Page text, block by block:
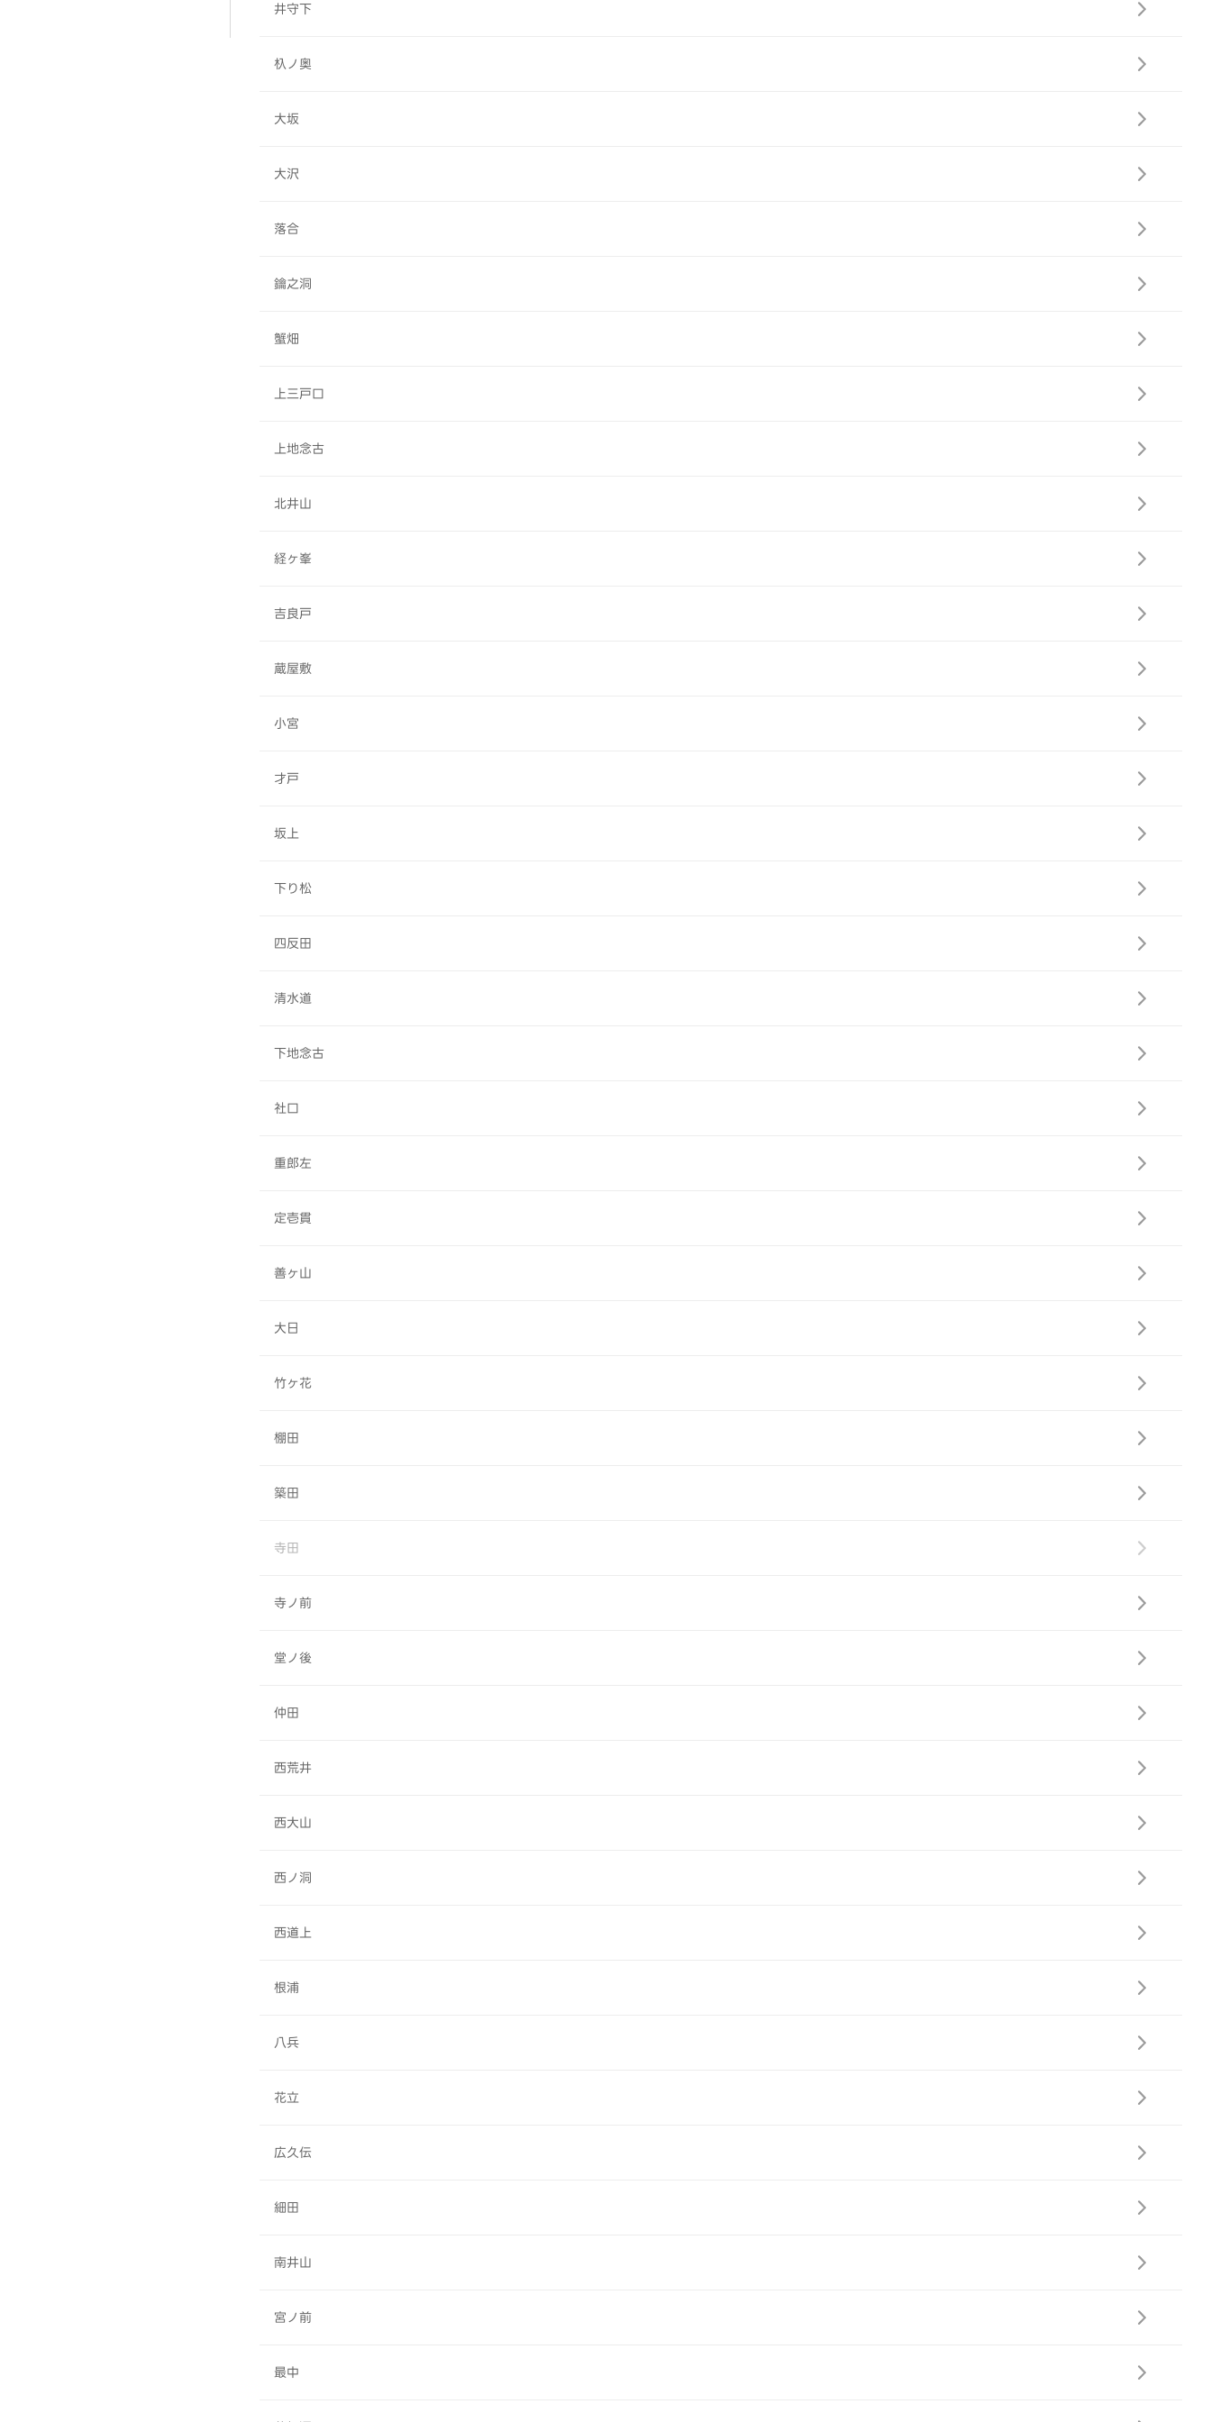
井守下
杁ノ奥
大坂
大沢
落合
鑰之洞
蟹畑
上三戸口
上地念古
北井山
経ヶ峯
吉良戸
蔵屋敷
小宮
才戸
坂上
下り松
四反田
清水道
下地念古
社口
重郎左
定壱貫
善ヶ山
大日
竹ヶ花
棚田
築田
寺田
寺ノ前
堂ノ後
仲田
西荒井
西大山
西ノ洞
西道上
根浦
八兵
花立
広久伝
細田
南井山
宮ノ前
最中